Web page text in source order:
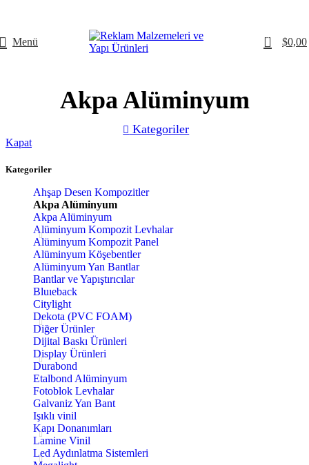
Menü 0 $0,00
Akpa Alüminyum
Kategoriler
Kapat
Kategoriler
Ahşap Desen Kompozitler
Akpa Alüminyum
Akpa Alüminyum
Alüminyum Kompozit Levhalar
Alüminyum Kompozit Panel
Alüminyum Köşebentler
Alüminyum Yan Bantlar
Bantlar ve Yapıştırıcılar
Bluıeback
Citylight
Dekota (PVC FOAM)
Diğer Ürünler
Dijital Baskı Ürünleri
Display Ürünleri
Durabond
Etalbond Alüminyum
Fotoblok Levhalar
Galvaniz Yan Bant
Işıklı vinil
Kapı Donanımları
Lamine Vinil
Led Aydınlatma Sistemleri